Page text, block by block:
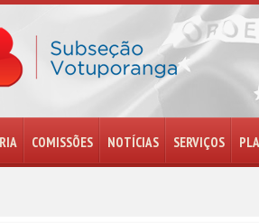
COMISSÕES NOTÍCIAS SERVIÇOS